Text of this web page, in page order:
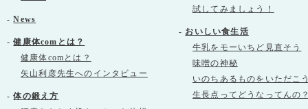
-News
-健康体comとは？
健康体comとは？
矢山利彦先生へのインタビュー
-体の鍛え方
試してみましょう！
- おいしい食生活
牛乳をモーいちど見直そう
味噌の神秘
いのちあるものをいただこ
生長点ってどうなってんの